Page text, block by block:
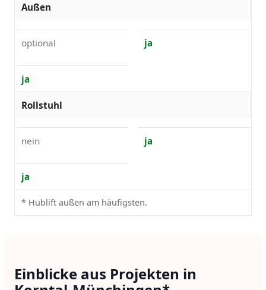
Außen
optional ja
ja
Rollstuhl
nein ja
ja
* Hublift außen am häufigsten.
Einblicke aus Projekten in